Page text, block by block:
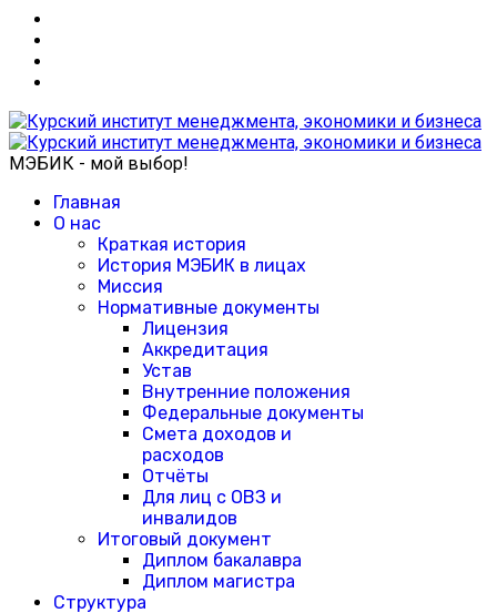
МЭБИК - мой выбор!
Главная
О нас
Краткая история
История МЭБИК в лицах
Миссия
Нормативные документы
Лицензия
Аккредитация
Устав
Внутренние положения
Федеральные документы
Смета доходов и
расходов
Отчёты
Для лиц с ОВЗ и
инвалидов
Итоговый документ
Диплом бакалавра
Диплом магистра
Структура